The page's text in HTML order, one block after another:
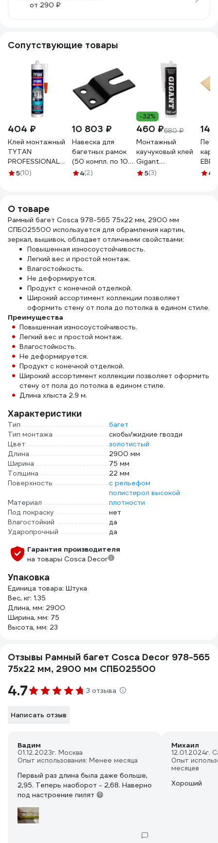
от 290 ₽
Сопутствующие товары
404 ₽
Клей монтажный
TYTAN
PROFESSIONAL
HYDRO FIX
5(10)
10 803 ₽
Навеска для
багетных рамок
(50 компл. по 10
шт.) черный
4(2)
-32%
460 ₽680 ₽
Монтажный
каучуковый клей
Gigant
прозрачный 310
5(3)
бол.4.3
О товаре
Рамный багет Cosca 978-565 75x22 мм, 2900 мм
СПБ025500 используется для обрамления картин,
зеркал, вышивок, обладает отличными свойствами:
Повышенная износоустойчивость.
Легкий вес и простой монтаж.
Влагостойкость.
Не деформируется.
Продукт с конечной отделкой.
Широкий ассортимент коллекции позволяет
оформить стену от пола до потолка в едином стиле.
Преимущества
Повышенная износоустойчивость.
Легкий вес и простой монтаж.
Влагостойкость.
Не деформируется.
Продукт с конечной отделкой.
Широкий ассортимент коллекции позволяет оформить
стену от пола до потолка в едином стиле.
Длина хлыста 2.9 м.
Характеристики
Тип
багет
Тип монтажа
скобы/жидкие гвозди
Цвет
золотистый
Длина
2900 мм
Ширина
75 мм
Толщина
22 мм
Поверхность
с рельефом
Материал
полистирол высокой
плотности
Под покраску
нет
Влагостойкий
да
Ударопрочный
да
Гарантия производителя
на товары Cosca Decor
Упаковка
Единица товара: Штука
Вес, кг: 1.35
Длина, мм: 2900
Ширина, мм: 75
Высота, мм: 23
Отзывы Рамный багет Cosca Decor 978-565
75x22 мм, 2900 мм СПБ025500
4.7 3 отзыва
Написать отзыв
Вадим
01.12.2023г. Москва
Опыт использования: Менее месяца
Первый раз длина была даже больше,
2,95. Теперь наоборот - 2,68. Наверно
под настроение пилят 😄
Михаил
12.01.2024г.
Опыт
месяцев
Хороший